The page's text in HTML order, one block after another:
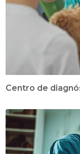
Centro de